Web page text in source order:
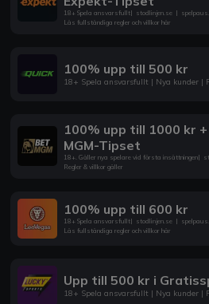
18+ Spela ansvarsfullt| stodlinjen.se |
Läs fullständiga regler och villkor här
100% upp till 500 kr
18+ Spela ansvarsfullt | Nya kunder |
100% upp till 1000 kr
MGM-Tipset
18+. Gäller nya spelare vid första insättningen|
Regler & villkor gäller
100% upp till 600 kr
18+ Spela ansvarsfullt| stodlinjen.se |
Läs fullständiga regler och villkor här
Upp till 500 kr i
18+ Spela ansvarsfullt | Nya kunder |